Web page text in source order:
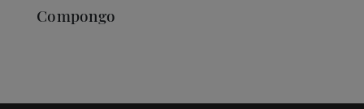
Compongo